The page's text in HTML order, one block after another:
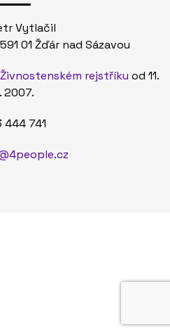
Vytlačil
01 Žďár nad Sázavou
Živnostenském rejstříku od 11.
2007.
444 741